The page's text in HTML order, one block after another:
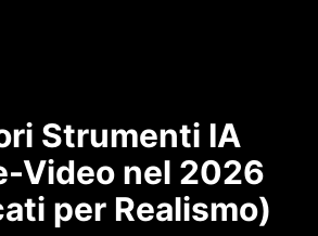
Strumenti IA
Video nel 2026
per Realismo)